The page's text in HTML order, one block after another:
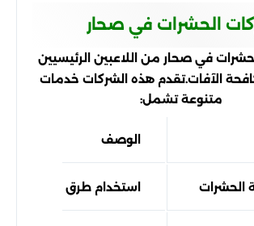
الحشرات في صحار
في صحار من اللاعبين الرئيسيين
الآفات.تقدم هذه الشركات خدمات
متنوعة تشمل:
الوصف
الحشرات استخدام طرق وأساليب